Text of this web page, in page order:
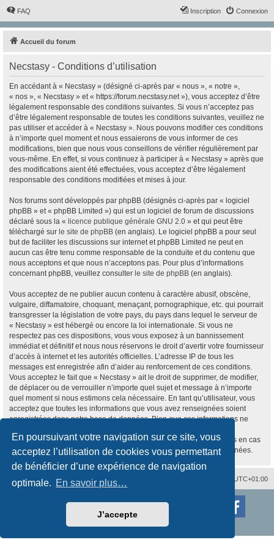
En poursuivant votre navigation sur ce site, vous
acceptez l’utilisation de cookies vous permettant
de bénéficier d’une expérience de navigation
optimale. En savoir plus…
J’accepte
FAQ Connexion
Inscription
Accueil du forum
Necstasy - Conditions d’utilisation
En accédant à « Necstasy » (désigné ci-après par « nous », « notre »,
« nos », « Necstasy » et « https://forum.necstasy.net »), vous acceptez d’être
légalement responsable des conditions suivantes. Si vous n’acceptez pas
d’être légalement responsable de toutes les conditions suivantes, veuillez ne
pas utiliser et accéder à « Necstasy ». Nous pouvons modifier ces conditions
à n’importe quel moment et nous essaierons de vous informer de ces
modifications, bien que nous vous conseillons de vérifier régulièrement par
vous-même. En effet, si vous continuez à participer à « Necstasy » après que
des modifications aient été effectuées, vous acceptez d’être légalement
responsable des conditions modifiées et mises à jour.
Nos forums sont développés par phpBB (désignés ci-après par « logiciel
phpBB » et « phpBB Limited ») qui est un logiciel de forum de discussions
déclaré sous la « licence publique générale GNU 2.0 » et qui peut être
téléchargé sur le site de phpBB (en anglais). Le logiciel phpBB a pour seul
but de faciliter les discussions sur internet et phpBB Limited ne peut en
aucun cas être tenu comme responsable de la conduite et du contenu que
nous acceptons et que nous n’acceptons pas. Pour plus d’informations
concernant phpBB, veuillez consulter le site de phpBB (en anglais).
Vous acceptez de ne publier aucun contenu à caractère abusif, obscène,
vulgaire, diffamatoire, choquant, menaçant, pornographique, etc. qui pourrait
transgresser la législation de votre pays, du pays dans lequel le serveur de
« Necstasy » est hébergé ou encore la loi internationale. Si vous ne
respectez pas ces dispositions, vous vous exposez à un bannissement
immédiat et définitif et nous nous réservons le droit d’avertir votre fournisseur
d’accès à internet et les autorités officielles. L’adresse IP de tous les
messages est enregistrée afin d’aider au renforcement de ces conditions.
Vous acceptez le fait que « Necstasy » ait le droit de supprimer, de modifier,
de déplacer ou de verrouiller n’importe quel sujet et message à n’importe
quel moment si nous estimons cela nécessaire. En tant qu’utilisateur, vous
acceptez que toutes les informations que vous avez renseignées soient
enregistrées dans notre base de données. Bien que ces informations ne
« Necstasy », ni phpBB, ne pourront être tenus comme responsables en cas
de tentative de piratage informatique visant à compromettre vos données.
UTC+01:00
Supprimer les cookies
Nous contacter
2017
Conditions